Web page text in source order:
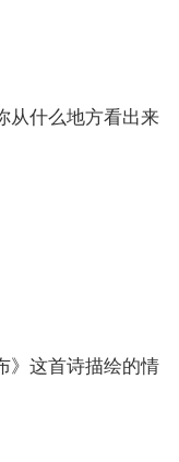
从什么地方看出来
》这首诗描绘的情